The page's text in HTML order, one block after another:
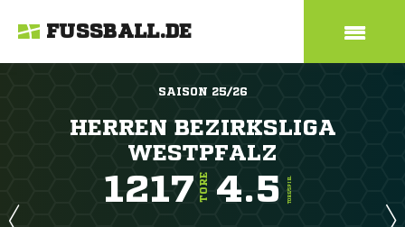
FUSSBALL.DE
SAISON 25/26
HERREN BEZIRKSLIGA
WESTPFALZ
1217 TORE 4.5 TORE/SPIEL